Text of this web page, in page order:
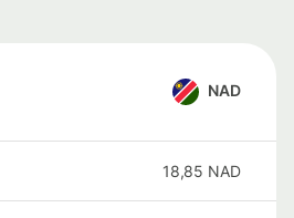
NAD
18,85 NAD